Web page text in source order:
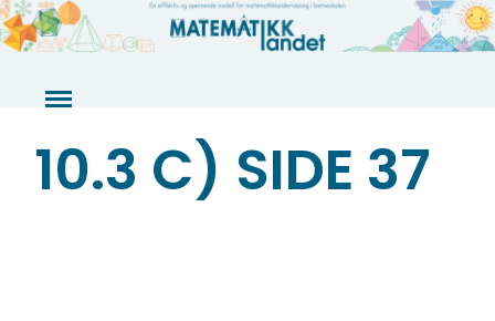
Skip
to
10.3 C) SIDE 37